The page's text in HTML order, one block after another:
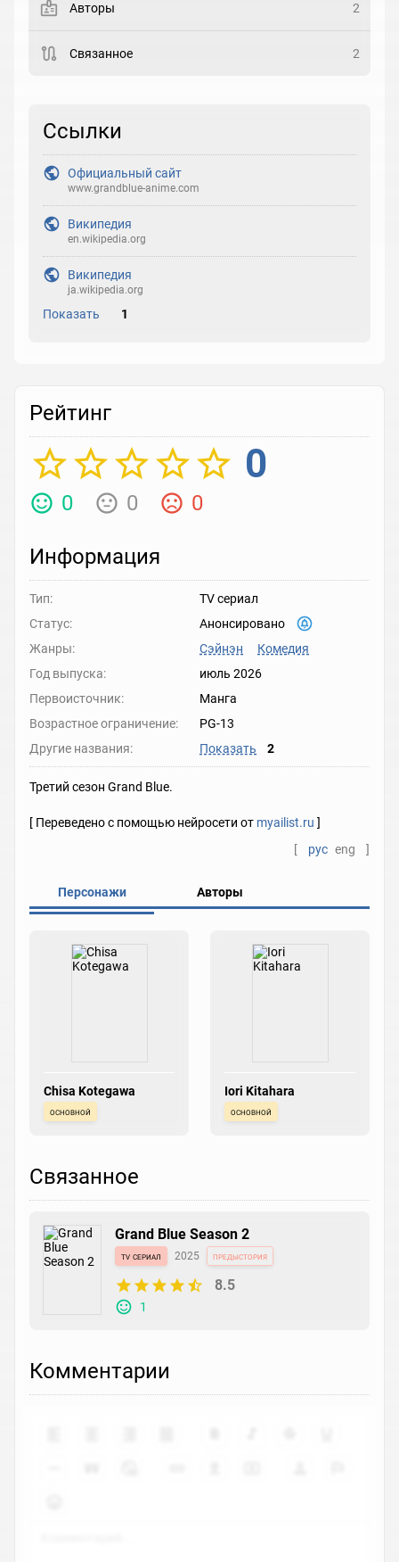
Рейтинг
Выберите реакцию
Авторы 2
Связанное 2
Ссылки
Официальный сайт
www.grandblue-anime.com
Википедия
en.wikipedia.org
Википедия
ja.wikipedia.org
Показать 1
Рейтинг
0
0 0 0
Информация
Тип:
TV сериал
Статус:
Анонсировано
Жанры:
Сэйнэн
Комедия
Год выпуска:
июль 2026
Первоисточник:
Манга
Возрастное ограничение:
PG-13
Другие названия:
Показать 2
Третий сезон Grand Blue.
[ Переведено с помощью нейросети от myailist.ru ]
[
рус eng ]
Персонажи Авторы
Chisa Kotegawa
основной
Iori Kitahara
основной
Связанное
Grand Blue Season 2
tv сериал 2025 предыстория
8.5
1
Комментарии